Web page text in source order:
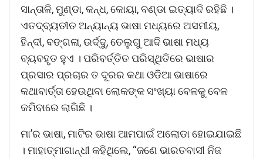
ସାନ୍ତାଳି, ମୁଣ୍ଡା, କନ୍ଧ, କୋୟା, ବଣ୍ଡା ଇତ୍ୟାଦି ରହିଛି ।
ଏତଦ୍ବ୍ୟତୀତ ଅନ୍ୟାନ୍ୟ ଭାଷା ମଧ୍ୟରେ ଅସମୀୟ,
ହିନ୍ଦୀ, ବଙ୍ଗଳା, ଉର୍ଦ୍ଦୁ, ତେଲୁଗୁ ଆଦି ଭାଷା ମଧ୍ୟ
ବ୍ୟବହୃତ ହୁଏ । ପରିବର୍ତ୍ତିତ ପରିସ୍ଥିତିରେ ଭାଷାର
ପ୍ରସାର ପ୍ରଚାର ତ ଦୂରର କଥା ଓଡିଆ ଭାଷାରେ
କଥାବାର୍ତ୍ତା ହେଉଥିବା ଲୋକଙ୍କ ସଂଖ୍ୟା ବେଳକୁ ବେଳ
କମିବାରେ ଲାଗିଛି ।
ମା’ର ଭାଷା, ମାଟିର ଭାଷା ଆମପାଇଁ ଅଲୋଡା ହୋଇଯାଇଛି
। ମାହାତ୍ମାଗାନ୍ଧୀ କହିଥିଲେ, “ଜଣେ ଭାରତବାସୀ ନିଜ